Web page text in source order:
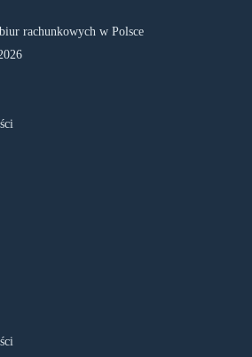
rachunkowych w Polsce